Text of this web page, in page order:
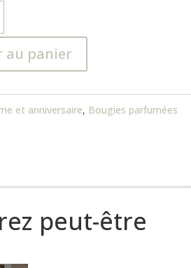
au panier
et anniversaire, Bougies parfumées
peut-être